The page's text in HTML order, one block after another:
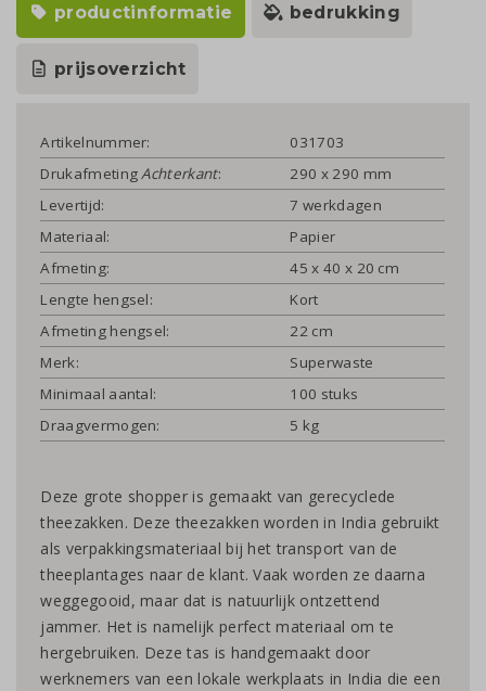
productinformatie bedrukking
prijsoverzicht
Artikelnummer:
031703
DrukafmetingAchterkant:
290 x 290 mm
Levertijd:
7 werkdagen
Materiaal:
Papier
Afmeting:
45 x 40 x 20 cm
Lengte hengsel:
Kort
Afmeting hengsel:
22 cm
Merk:
Superwaste
Minimaal aantal:
100 stuks
Draagvermogen:
5 kg
Deze grote shopper is gemaakt van gerecyclede
theezakken. Deze theezakken worden in India gebruikt
als verpakkingsmateriaal bij het transport van de
theeplantages naar de klant. Vaak worden ze daarna
weggegooid, maar dat is natuurlijk ontzettend
jammer. Het is namelijk perfect materiaal om te
hergebruiken. Deze tas is handgemaakt door
werknemers van een lokale werkplaats in India die een